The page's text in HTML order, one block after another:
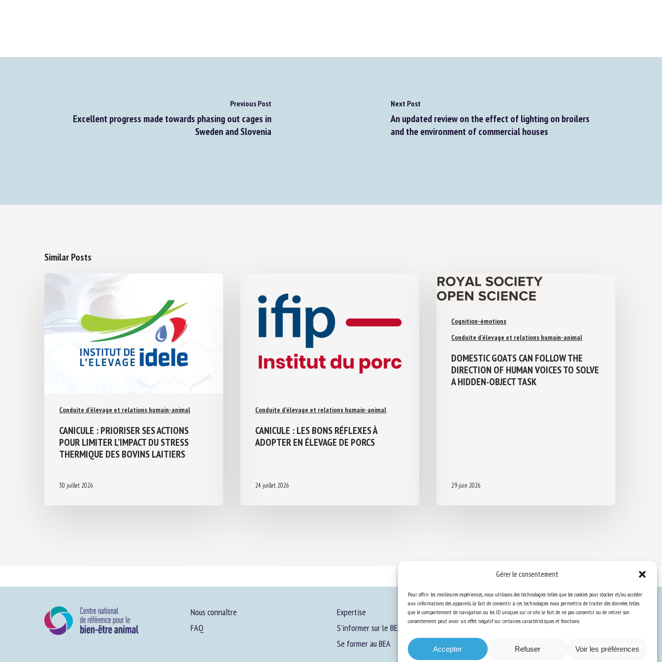
Gérer le consentement
Pour offrir les meilleures expériences, nous utilisons des technologies telles que les cookies pour stocker et/ou accéder
aux informations des appareils. Le fait de consentir à ces technologies nous permettra de traiter des données telles
que le comportement de navigation ou les ID uniques sur ce site. Le fait de ne pas consentir ou de retirer son
consentement peut avoir un effet négatif sur certaines caractéristiques et fonctions.
Accepter Refuser Voir les préférences
Previous Post
Excellent progress made towards phasing out cages in
Sweden and Slovenia
Next Post
An updated review on the effect of lighting on broilers
and the environment of commercial houses
Similar Posts
Conduite d'élevage et relations humain-animal
CANICULE : PRIORISER SES ACTIONS
POUR LIMITER L’IMPACT DU STRESS
THERMIQUE DES BOVINS LAITIERS
30 juillet 2026
Conduite d'élevage et relations humain-animal
CANICULE : LES BONS RÉFLEXES À
ADOPTER EN ÉLEVAGE DE PORCS
24 juillet 2026
Cognition-émotions
Conduite d'élevage et relations humain-animal
DOMESTIC GOATS CAN FOLLOW THE
DIRECTION OF HUMAN VOICES TO
SOLVE A HIDDEN-OBJECT TASK
29 juin 2026
Nous connaître
FAQ
Expertise
S’informer sur le BEA
Se former au BEA
Ressources